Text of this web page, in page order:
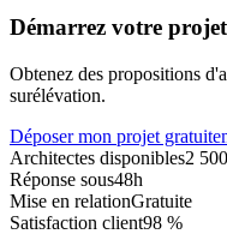
Démarrez votre projet
Obtenez des propositions
surélévation.
Déposer mon projet
Architectes disponibles2
Réponse sous48h
Mise en relationGratuite
Satisfaction client98 %